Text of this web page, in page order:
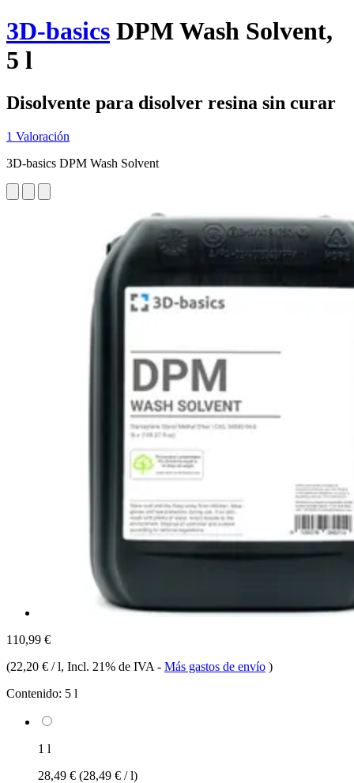
3D-basics DPM Wash Solvent,
5 l
Disolvente para disolver resina sin curar
1 Valoración
3D-basics DPM Wash Solvent
110,99 €
(22,20 € / l, Incl. 21% de IVA - Más gastos de envío )
Contenido: 5 l
1 l
28,49 € (28,49 € / l)